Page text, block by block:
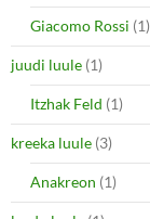
Giacomo Rossi (1)
juudi luule (1)
Itzhak Feld (1)
kreeka luule (3)
Anakreon (1)